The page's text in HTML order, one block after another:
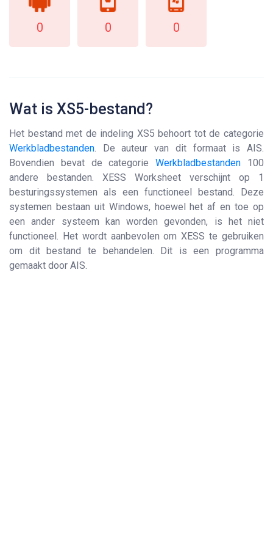
0 0 0
Wat is XS5-bestand?
Het bestand met de indeling XS5 behoort tot de categorie
Werkbladbestanden. De auteur van dit formaat is AIS.
Bovendien bevat de categorieWerkbladbestanden 100
andere bestanden. XESS Worksheet verschijnt op 1
besturingssystemen als een functioneel bestand. Deze
systemen bestaan uit Windows, hoewel het af en toe op
een ander systeem kan worden gevonden, is het niet
functioneel. Het wordt aanbevolen om XESS te gebruiken
om dit bestand te behandelen. Dit is een programma
gemaakt door AIS.